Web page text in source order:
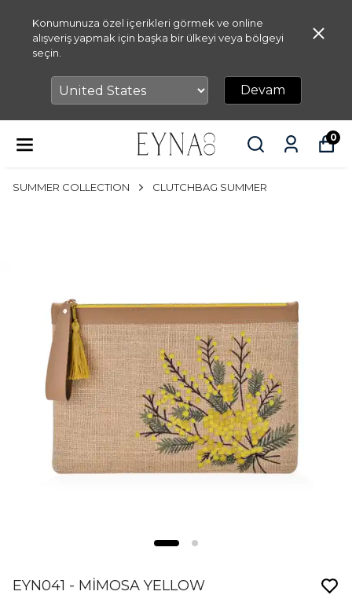
Konumunuza özel içerikleri görmek ve online
alışveriş yapmak için başka bir ülkeyi veya bölgeyi
seçin.
Devam
0
SUMMER COLLECTION CLUTCHBAG SUMMER
EYN041 - MİMOSA YELLOW